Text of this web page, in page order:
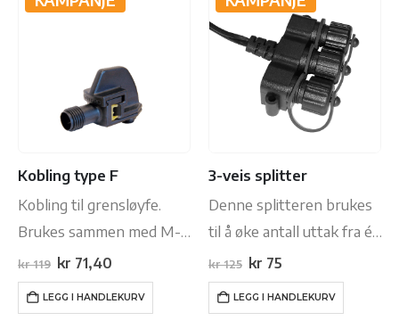
Kobling type F
Kobling til grensløyfe.
Brukes sammen med M-
kobling
kr119 Opprinnelig
var:
kr 119.
kr 71,40Nåværende
er:
kr 71,40.
LEGG I HANDLEKURV
3-veis splitter
Denne splitteren brukes
til å øke antall uttak fra én
til tre. Spesielt nyttig der
du skal plassere flere
lysarmaturer sammen i
kr125 Opprinnelig
kr 125.
kr 75Nåværende
kr 75.
LEGG I HANDLEKURV